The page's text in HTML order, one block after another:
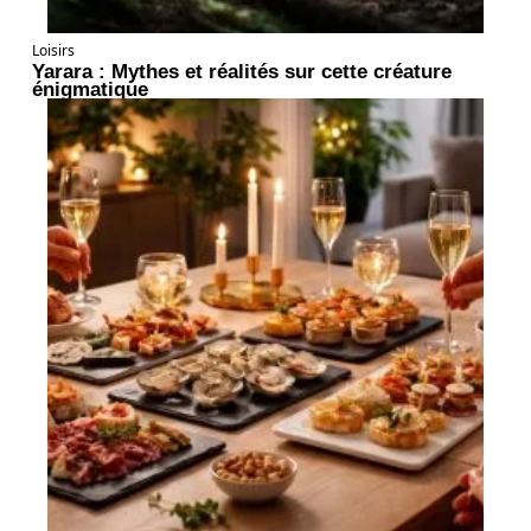
Loisirs
Yarara : Mythes et réalités sur cette créature
énigmatique